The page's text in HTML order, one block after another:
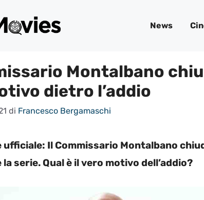
News
Montalbano
dietro l’addio
di Francesco Bergamaschi
Il Commissario Montalbano
serie. Qual è il vero motivo dell’addio?